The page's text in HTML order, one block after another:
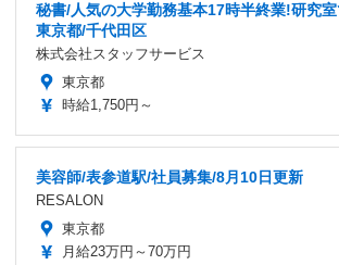
秘書/人気の大学勤務基本17時半終業!研究
東京都/千代田区
株式会社スタッフサービス
東京都
時給1,750円～
美容師/表参道駅/社員募集/8月10日更新
RESALON
東京都
月給23万円～70万円